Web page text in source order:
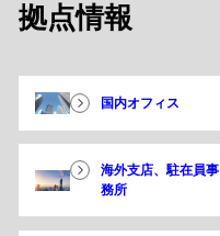
拠点情報
国内オフィス
海外支店、駐在員事
務所